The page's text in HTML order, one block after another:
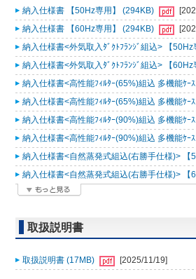
納入仕様書 【50Hz専用】 (294KB)
納入仕様書 【60Hz専用】 (294KB)
納入仕様書<外気取入ﾀﾞｸﾄﾌﾗﾝｼﾞ組込> 【
納入仕様書<外気取入ﾀﾞｸﾄﾌﾗﾝｼﾞ組込> 【
納入仕様書<高性能ﾌｨﾙﾀｰ(65%)組込 多機能ｹ
納入仕様書<高性能ﾌｨﾙﾀｰ(65%)組込 多機能ｹ
納入仕様書<高性能ﾌｨﾙﾀｰ(90%)組込 多機能ｹ
納入仕様書<高性能ﾌｨﾙﾀｰ(90%)組込 多機能ｹ
納入仕様書<自然蒸発式組込(右勝手仕様)> 【
納入仕様書<自然蒸発式組込(右勝手仕様)> 【
取扱説明書
取扱説明書 (17MB) [2025/11/19]